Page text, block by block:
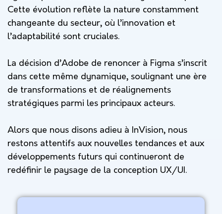
Cette évolution reflète la nature constamment
changeante du secteur, où l’innovation et
l’adaptabilité sont cruciales.
La décision d’Adobe de renoncer à Figma s’inscrit
dans cette même dynamique, soulignant une ère
de transformations et de réalignements
stratégiques parmi les principaux acteurs.
Alors que nous disons adieu à InVision, nous
restons attentifs aux nouvelles tendances et aux
développements futurs qui continueront de
redéfinir le paysage de la conception UX/UI.